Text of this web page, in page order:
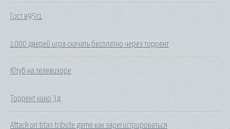
Гост в95т1
1000 дверей игра скачать бесплатно через торрент
Ютуб на телевизоре
Торрент кино 3д
Attack on titan tribute game как зарегистрироваться